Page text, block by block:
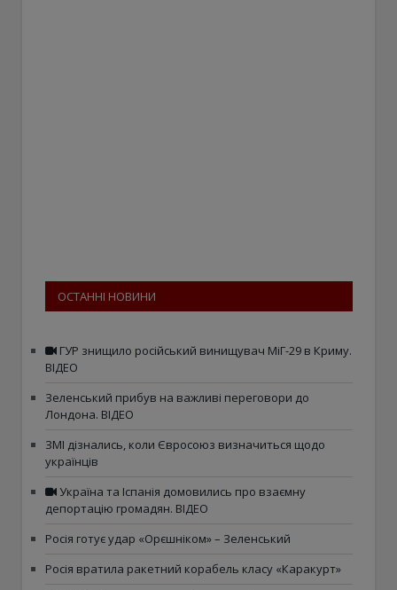
ОСТАННІ НОВИНИ
ГУР знищило російський винищувач МіГ-29 в Криму.
ВІДЕО
Зеленський прибув на важливі переговори до
Лондона. ВІДЕО
ЗМІ дізнались, коли Євросоюз визначиться щодо
українців
Україна та Іспанія домовились про взаємну
депортацію громадян. ВІДЕО
Росія готує удар «Орєшніком» – Зеленський
Росія вратила ракетний корабель класу «Каракурт»